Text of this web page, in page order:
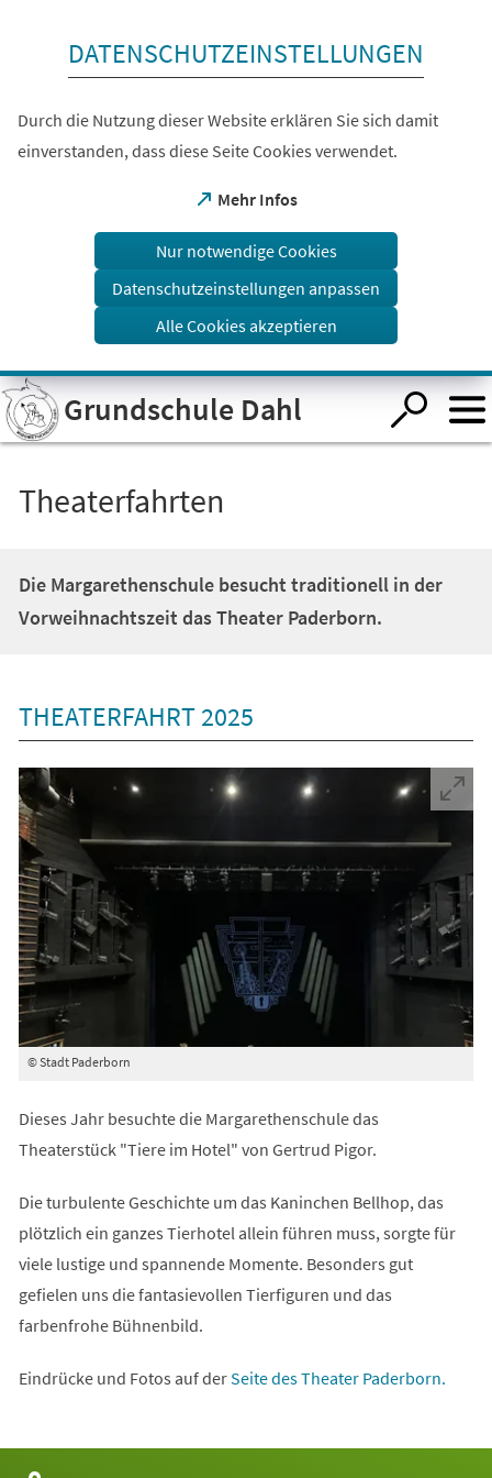
Visuelle
Assistenzsoftware
öffnen.
DATENSCHUTZEINSTELLUNGEN
Durch die Nutzung dieser Website erklären Sie sich damit
einverstanden, dass diese Seite Cookies verwendet.
Mehr Infos
(Öffnet
einem
Tab)
Nur notwendige Cookies
Datenschutzeinstellungen anpassen
Alle Cookies akzeptieren
Grundschule Dahl
Theaterfahrten
Die Margarethenschule besucht traditionell in der
Vorweihnachtszeit das Theater Paderborn.
THEATERFAHRT 2025
© Stadt Paderborn
Dieses Jahr besuchte die Margarethenschule das
Theaterstück "Tiere im Hotel" von Gertrud Pigor.
Die turbulente Geschichte um das Kaninchen Bellhop, das
plötzlich ein ganzes Tierhotel allein führen muss, sorgte für
viele lustige und spannende Momente. Besonders gut
gefielen uns die fantasievollen Tierfiguren und das
farbenfrohe Bühnenbild.
Eindrücke und Fotos auf derSeite des Theater Paderborn.
(Öffnet
neuen